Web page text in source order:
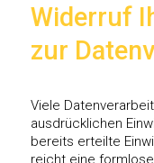
Widerruf
zur
Viele
ausdrücklichen
bereits erteilte
reicht eine